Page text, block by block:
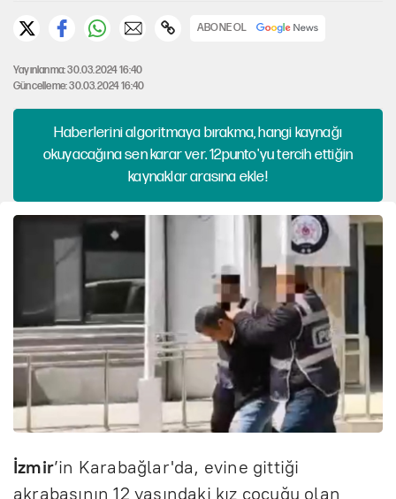
ABONE OL
Yayınlanma: 30.03.2024 16:40
Güncelleme: 30.03.2024 16:40
Haberlerini algoritmaya bırakma, hangi kaynağı
okuyacağına sen karar ver. 12punto'yu tercih ettiğin
kaynaklar arasına ekle!
İzmir’in Karabağlar'da, evine gittiği
akrabasının 12 yaşındaki kız çocuğu olan